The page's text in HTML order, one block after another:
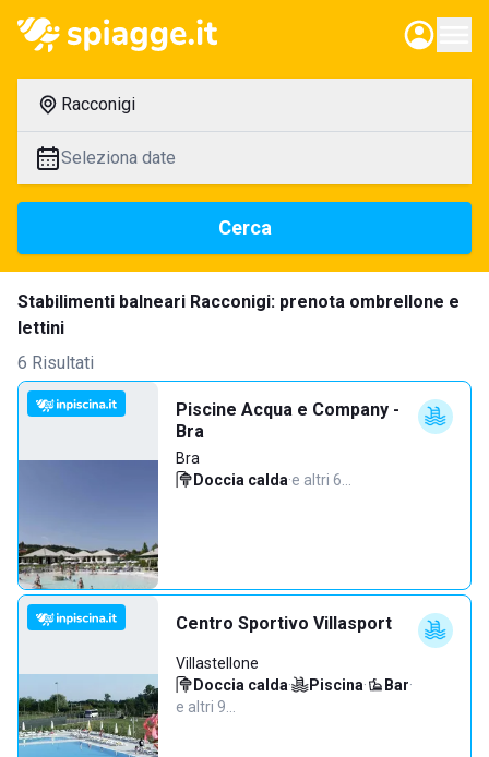
Racconigi
Seleziona date
Cerca
Stabilimenti balneari Racconigi: prenota ombrellone e
lettini
6 Risultati
Piscine Acqua e Company -
Bra
Bra
Doccia calda·e altri 6…
Centro Sportivo Villasport
Villastellone
Doccia calda· Piscina· Bar·
e altri 9…